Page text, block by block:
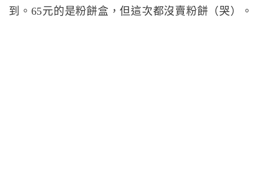
到。65元的是粉餅盒，但這次都沒賣粉餅（哭）。